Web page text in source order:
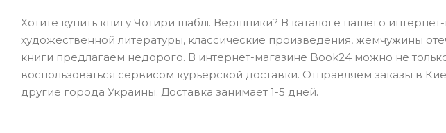
Хотите купить книгу Чотири шаблі. Вершники? В каталоге нашего
художественной литературы, классические произведения, жемчужины
книги предлагаем недорого. В интернет-магазине Book24 можно не
воспользоваться сервисом курьерской доставки. Отправляем заказы в
другие города Украины. Доставка занимает 1-5 дней.